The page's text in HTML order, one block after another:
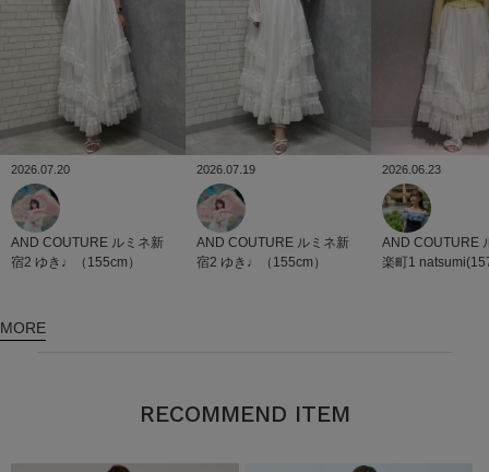
2026.07.20
AND COUTURE ルミネ新
宿2 ゆき♩（155cm）
2026.07.19
AND COUTURE ルミネ新
宿2 ゆき♩（155cm）
2026.06.23
AND COUTURE
楽町1
MORE
RECOMMEND ITEM